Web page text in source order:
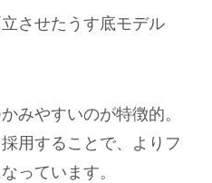
させたうす底モデル
みやすいのが特徴的。
用することで、よりフ
っています。